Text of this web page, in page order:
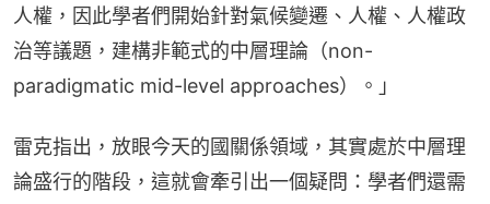
人權，因此學者們開始針對氣候變遷、人權、人權政
治等議題，建構非範式的中層理論（non-
paradigmatic mid-level approaches）。」
雷克指出，放眼今天的國關係領域，其實處於中層理
論盛行的階段，這就會牽引出一個疑問：學者們還需